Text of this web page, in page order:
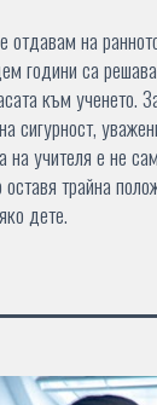
отдавам на
години са
към ученето.
сигурност,
на учителя е не
трайна
дете.